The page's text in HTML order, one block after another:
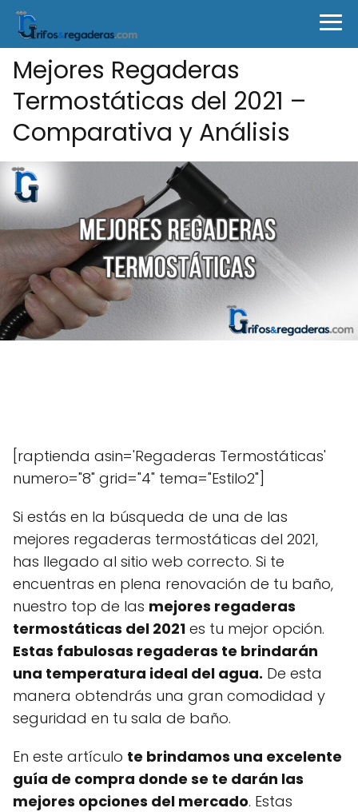
Mejores Regaderas
Termostáticas del 2021 –
Comparativa y Análisis
[raptienda asin='Regaderas Termostáticas'
numero="8" grid="4" tema="Estilo2"]
Si estás en la búsqueda de una de las
mejores regaderas termostáticas del 2021,
has llegado al sitio web correcto. Si te
encuentras en plena renovación de tu baño,
nuestro top de las mejores regaderas
termostáticas del 2021 es tu mejor opción.
Estas fabulosas regaderas te brindarán
una temperatura ideal del agua. De esta
manera obtendrás una gran comodidad y
seguridad en tu sala de baño.
En este artículo te brindamos una excelente
guía de compra donde se te darán las
mejores opciones del mercado. Estas